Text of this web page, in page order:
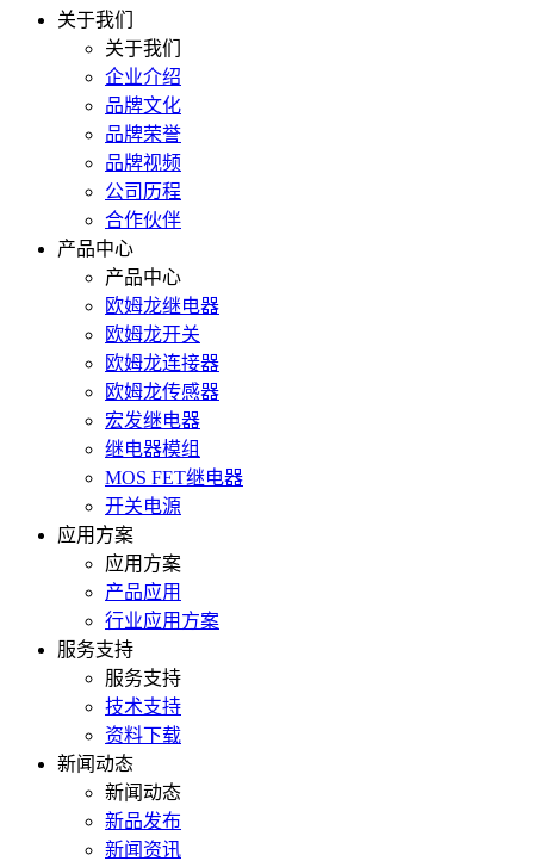
关于我们
关于我们
企业介绍
品牌文化
品牌荣誉
品牌视频
公司历程
合作伙伴
产品中心
产品中心
欧姆龙继电器
欧姆龙开关
欧姆龙连接器
欧姆龙传感器
宏发继电器
继电器模组
MOS FET继电器
开关电源
应用方案
应用方案
产品应用
行业应用方案
服务支持
服务支持
技术支持
资料下载
新闻动态
新闻动态
新品发布
新闻资讯